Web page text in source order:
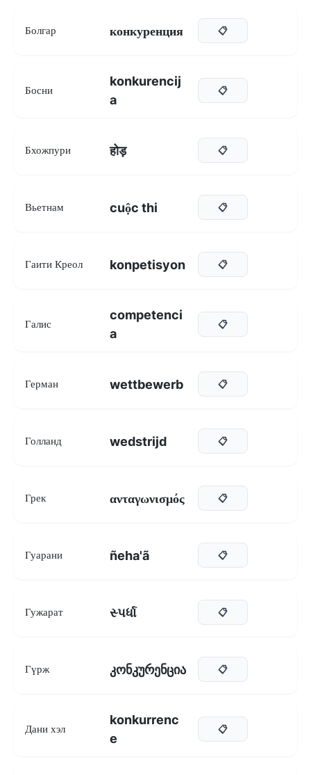
Болгар конкуренция 📋
Босни
konkurencij
a
📋
Бхожпури होड़ 📋
Вьетнам cuộc thi 📋
Гаити Креол konpetisyon 📋
Галис
competenci
a
📋
Герман wettbewerb 📋
Голланд wedstrijd 📋
Грек ανταγωνισμός 📋
Гуарани ñeha'ã 📋
Гужарат સ્પર્ધા 📋
Гүрж კონკურენცია 📋
Дани хэл
konkurrenc
e
📋